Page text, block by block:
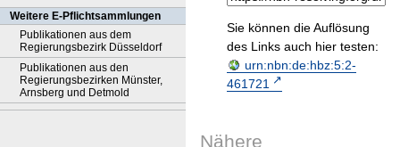
Weitere E-Pflichtsammlungen
Publikationen aus dem
Regierungsbezirk Düsseldorf
Publikationen aus den
Regierungsbezirken Münster,
Arnsberg und Detmold
Sie können die Auflösung
des Links auch hier testen:
urn:nbn:de:hbz:5:2-
461721
Nähere